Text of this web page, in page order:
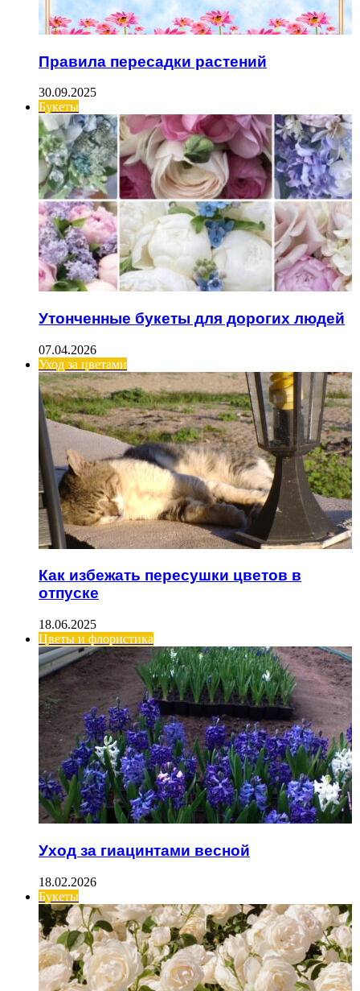
Правила пересадки растений
30.09.2025
Букеты
Утонченные букеты для дорогих людей
07.04.2026
Уход за цветами
Как избежать пересушки цветов в
отпуске
18.06.2025
Цветы и флористика
Уход за гиацинтами весной
18.02.2026
Букеты